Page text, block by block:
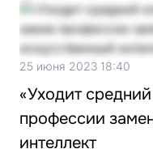
25 июня 2023 18:40
«Уходит
профессии
интеллект